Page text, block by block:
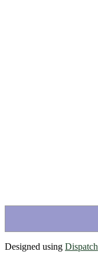
Designed using Dispatch